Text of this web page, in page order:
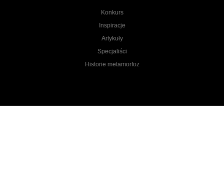
Konkurs
Inspiracje
Artykuły
Specjaliści
Historie metamorfoz